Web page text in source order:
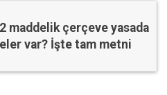
maddelik çerçeve yasada
var? İşte tam metni